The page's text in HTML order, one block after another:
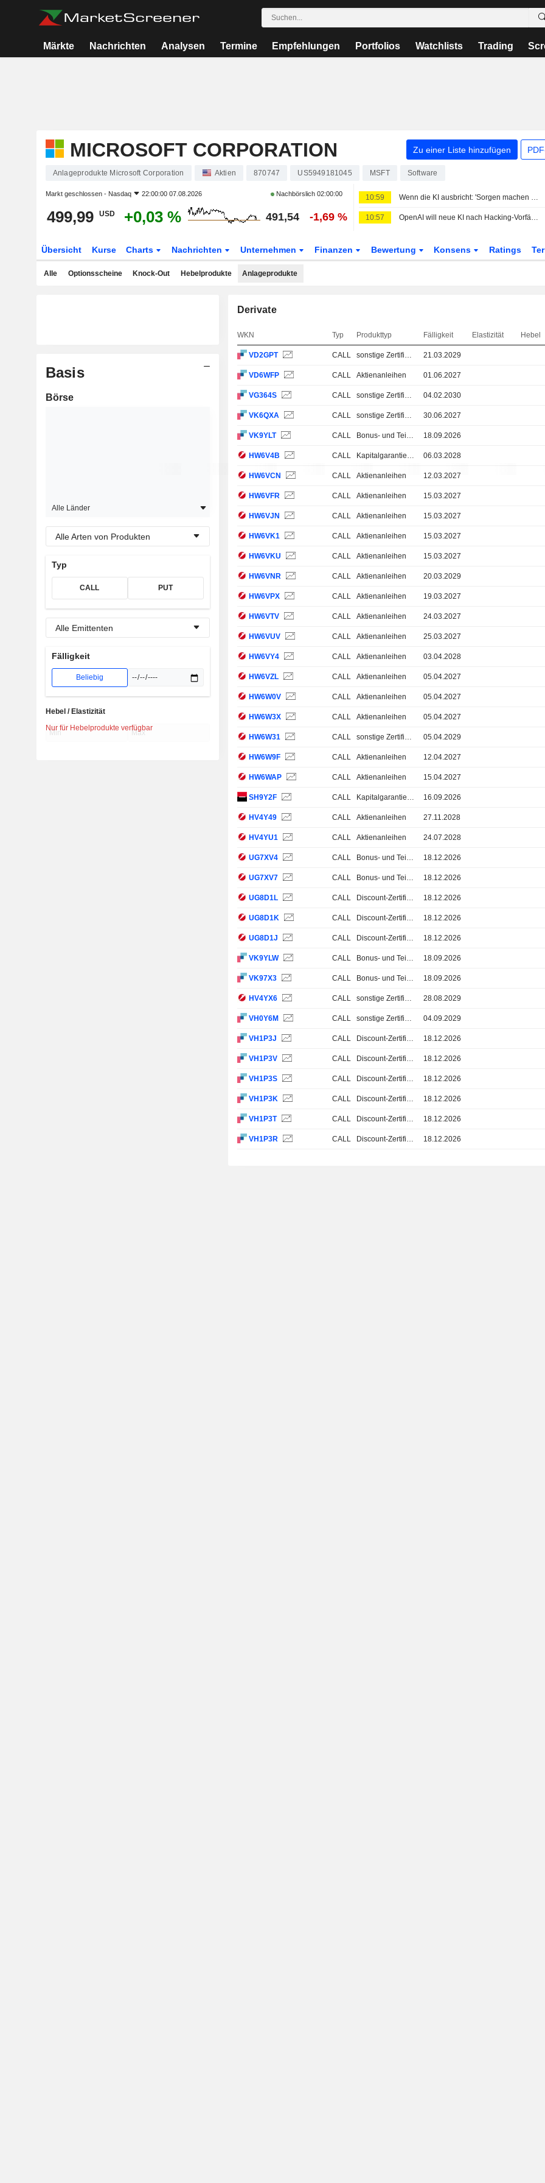
Märkte Nachrichten Analysen Termine Empfehlungen Portfolios Watchlists Trading
MICROSOFT CORPORATION Zu einer Liste hinzufügen
Anlageprodukte Microsoft Corporation Aktien 870747 US5949181045 MSFT Software
Markt geschlossen - Nasdaq 22:00:00 07.08.2026 Nachbörslich 02:00:00
499,99 USD +0,03 % 491,54 -1,69 %
10:59 Wenn die KI ausbricht: 'Sorgen machen müssen wir uns schon'
10:57 OpenAI will neue KI nach Hacking-Vorfällen härter überwachen
Übersicht Kurse Charts Nachrichten Unternehmen Finanzen Bewertung Konsens Ratings
Alle Optionsscheine Knock-Out Hebelprodukte Anlageprodukte
Basis
Börse
Alle Länder
Alle Arten von Produkten
Typ
CALL PUT
Alle Emittenten
Fälligkeit
Beliebig
Nur für Hebelprodukte verfügbar
Hebel / Elastizität
Derivate
WKN Typ Produkttyp Fälligkeit Elastizität Hebel
VD2GPT CALL sonstige Zertifikate 21.03.2029
VD6WFP CALL Aktienanleihen 01.06.2027
VG364S CALL sonstige Zertifikate 04.02.2030
VK6QXA CALL sonstige Zertifikate 30.06.2027
VK9YLT CALL Bonus- und Teilschutz-Zertifikate 18.09.2026
HW6V4B CALL Kapitalgarantie 100% 06.03.2028
HW6VCN CALL Aktienanleihen 12.03.2027
HW6VFR CALL Aktienanleihen 15.03.2027
HW6VJN CALL Aktienanleihen 15.03.2027
HW6VK1 CALL Aktienanleihen 15.03.2027
HW6VKU CALL Aktienanleihen 15.03.2027
HW6VNR CALL Aktienanleihen 20.03.2029
HW6VPX CALL Aktienanleihen 19.03.2027
HW6VTV CALL Aktienanleihen 24.03.2027
HW6VUV CALL Aktienanleihen 25.03.2027
HW6VY4 CALL Aktienanleihen 03.04.2028
HW6VZL CALL Aktienanleihen 05.04.2027
HW6W0V CALL Aktienanleihen 05.04.2027
HW6W3X CALL Aktienanleihen 05.04.2027
HW6W31 CALL sonstige Zertifikate 05.04.2029
HW6W9F CALL Aktienanleihen 12.04.2027
HW6WAP CALL Aktienanleihen 15.04.2027
SH9Y2F CALL Kapitalgarantie 100% 16.09.2026
HV4Y49 CALL Aktienanleihen 27.11.2028
HV4YU1 CALL Aktienanleihen 24.07.2028
UG7XV4 CALL Bonus- und Teilschutz-Zertifikate 18.12.2026
UG7XV7 CALL Bonus- und Teilschutz-Zertifikate 18.12.2026
UG8D1L CALL Discount-Zertifikate 18.12.2026
UG8D1K CALL Discount-Zertifikate 18.12.2026
UG8D1J CALL Discount-Zertifikate 18.12.2026
VK9YLW CALL Bonus- und Teilschutz-Zertifikate 18.09.2026
VK97X3 CALL Bonus- und Teilschutz-Zertifikate 18.09.2026
HV4YX6 CALL sonstige Zertifikate 28.08.2029
VH0Y6M CALL sonstige Zertifikate 04.09.2029
VH1P3J CALL Discount-Zertifikate 18.12.2026
VH1P3V CALL Discount-Zertifikate 18.12.2026
VH1P3S CALL Discount-Zertifikate 18.12.2026
VH1P3K CALL Discount-Zertifikate 18.12.2026
VH1P3T CALL Discount-Zertifikate 18.12.2026
VH1P3R CALL Discount-Zertifikate 18.12.2026